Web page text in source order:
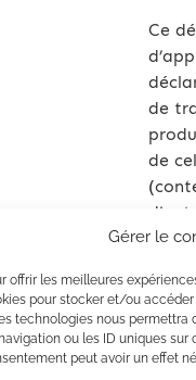
Gérer le
offrir les meilleures
pour stocker et/ou
technologies nous permettra
ou les ID uniques sur
peut avoir un effet
Ce
de
de
les
Lire